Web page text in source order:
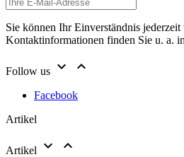
Sie können Ihr Einverständnis
Kontaktinformationen finden Sie u. a.
Follow us  
Facebook
Artikel
Artikel  